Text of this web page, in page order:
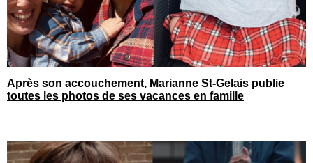
Après son accouchement, Marianne St-Gelais publie
toutes les photos de ses vacances en famille